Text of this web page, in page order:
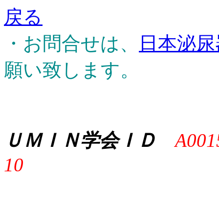
戻る
・お問合せは、
日本泌
願い致します。
ＵＭＩＮ学会ＩＤ
10